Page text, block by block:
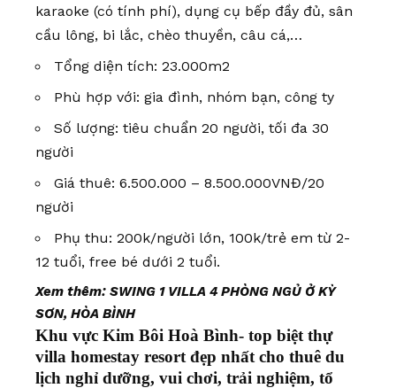
karaoke (có tính phí), dụng cụ bếp đầy đủ, sân
cầu lông, bi lắc, chèo thuyền, câu cá,…
Tổng diện tích: 23.000m2
Phù hợp với: gia đình, nhóm bạn, công ty
Số lượng: tiêu chuẩn 20 người, tối đa 30
người
Giá thuê: 6.500.000 – 8.500.000VNĐ/20
người
Phụ thu: 200k/người lớn, 100k/trẻ em từ 2-
12 tuổi, free bé dưới 2 tuổi.
Xem thêm: SWING 1 VILLA 4 PHÒNG NGỦ Ở KỲ
SƠN, HÒA BÌNH
Khu vực Kim Bôi Hoà Bình- top biệt thự
villa homestay resort đẹp nhất cho thuê du
lịch nghỉ dưỡng, vui chơi, trải nghiệm, tổ